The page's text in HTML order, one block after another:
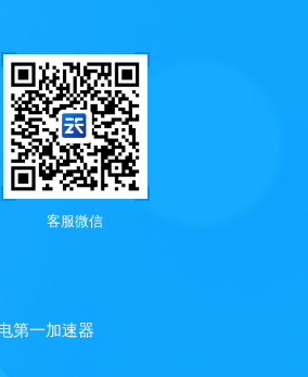
客服微信
第一加速器